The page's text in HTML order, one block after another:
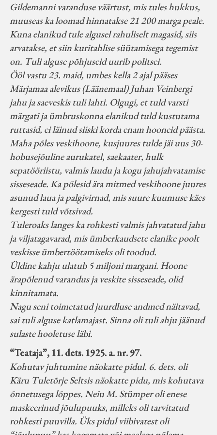
Gildemanni varanduse väärtust, mis tules hukkus,
muuseas ka loomad hinnatakse 21 200 marga peale.
Kuna elanikud tule algusel rahuliselt magasid, siis
arvatakse, et siin kuritahlise süütamisega tegemist
on. Tuli alguse põhjuseid uurib politsei.
Ööl vastu 23. maid, umbes kella 2 ajal pääses
Märjamaa alevikus (Läänemaal) Juhan Veinbergi
jahu ja saeveskis tuli lahti. Olgugi, et tuld varsti
märgati ja ümbruskonna elanikud tuld kustutama
ruttasid, ei läinud siiski korda enam hooneid päästa.
Maha põles veskihoone, kusjuures tulde jäi uus 30-
hobusejõuline aurukatel, saekaater, hulk
sepatööriistu, valmis laudu ja kogu jahujahvatamise
sisseseade. Ka põlesid ära mitmed veskihoone juures
asunud laua ja palgivirnad, mis suure kuumuse käes
kergesti tuld võtsivad.
Tuleroaks langes ka rohkesti valmis jahvatatud jahu
ja viljatagavarad, mis ümberkaudsete elanike poolt
veskisse ümbertöötamiseks oli toodud.
Üldine kahju ulatub 5 miljoni margani. Hoone
ärapõlenud varandus ja veskite sisseseade, olid
kinnitamata.
Nagu seni toimetatud juurdluse andmed näitavad,
sai tuli alguse katlamajast. Sinna oli tuli ahju jäänud
sulaste hooletuse läbi.
“Teataja”, 11. dets. 1925. a. nr. 97.
Kohutav juhtumine näokatte pidul. 6. dets. oli
Käru Tuletõrje Seltsis näokatte pidu, mis kohutava
õnnetusega lõppes. Neiu M. Stümper oli enese
maskeerinud jõulupuuks, milleks oli tarvitatud
rohkesti puuvilla. Üks pidul viibivatest oli